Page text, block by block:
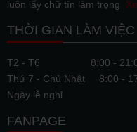
luôn lấy chữ tín làm trọng
THỜI GIAN LÀM VIỆC
T2 - T6
8:00 -
Thứ 7 - Chủ Nhật
8:00 -
Ngày lễ nghỉ
FANPAGE